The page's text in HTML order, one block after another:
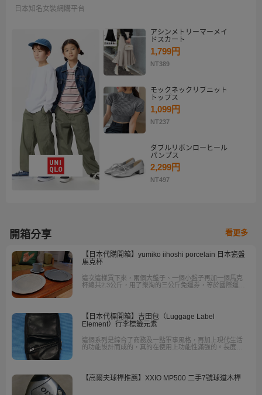
日本知名女裝網購平台
アシンメトリーマーメイ
ドスカート
1,799円
NT389
モックネックリブニット
トップス
1,099円
NT237
ダブルリボンローヒール
パンプス
2,299円
NT497
開箱分享 看更多
【日本代購開箱】yumiko iihoshi porcelain 日本瓷盤
馬克杯
這次這樣買下來，兩個大盤子、一個小盤子再加一個馬克
杯總共2.3公斤，用了樂淘的三公斤免運券，等於國際運費
【日本代標開箱】吉田包（Luggage Label
Element）行李標籤元素
這個系列是綜合了商務及一點軍事風格，再加上現代生活
的功能設計而成的，真的在使用上功能性滿強的。長度
【高爾夫球桿推薦】XXIO MP500 二手7號球道木桿